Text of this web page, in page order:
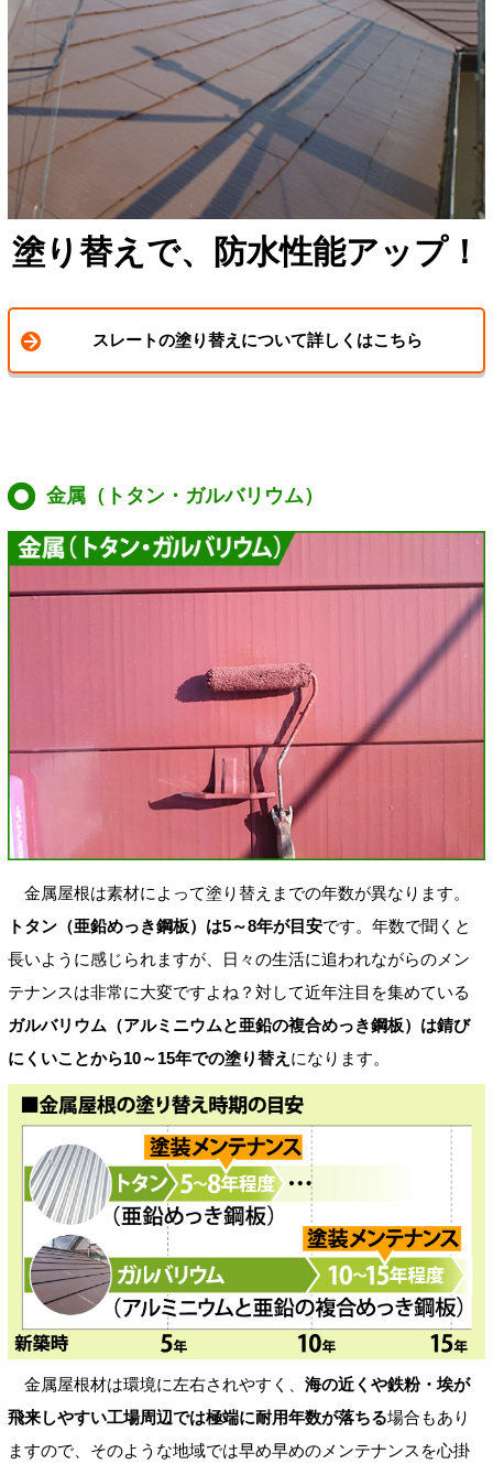
塗り替えで、防水性能アップ！
スレートの塗り替えについて詳しくはこちら
金属（トタン・ガルバリウム）
金属屋根は素材によって塗り替えまでの年数が異なります。
トタン（亜鉛めっき鋼板）は5～8年が目安です。年数で聞くと
長いように感じられますが、日々の生活に追われながらのメン
テナンスは非常に大変ですよね？対して近年注目を集めている
ガルバリウム（アルミニウムと亜鉛の複合めっき鋼板）は錆び
にくいことから10～15年での塗り替え になります。
金属屋根材は環境に左右されやすく、 海の近くや鉄粉・埃が
飛来しやすい工場周辺では極端に耐用年数が落ちる場合もあり
ますので、そのような地域では早め早めのメンテナンスを心掛